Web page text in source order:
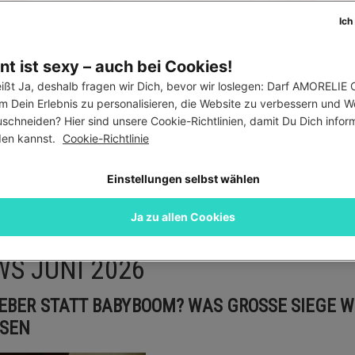
25.889 Ansichten
NEWS: NEUES AUS DER WELT DES
Erkenntnisse und Errungenschaften rund um die schönste
regelmäßig
die heißesten Sex News. Viel Spaß beim Lesen!
JUNI 2026
STATT BABYBOOM? WAS GROSSE SIEGE
ist sexy – auch bei Cookies!
Ja, deshalb fragen wir Dich, bevor wir loslegen: Darf AMORELIE
Dein Erlebnis zu personalisieren, die Website zu verbessern und
Hier sind unsere Cookie-Richtlinien, damit Du Dich
kannst.
Cookie-Richtlinie
Einstellungen selbst wählen
Ja zu allen Cookies